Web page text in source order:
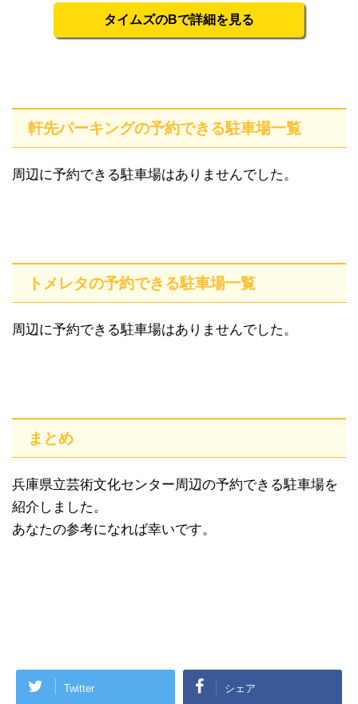
タイムズのBで詳細を見る
軒先パーキングの予約できる駐車場一覧
周辺に予約できる駐車場はありませんでした。
トメレタの予約できる駐車場一覧
周辺に予約できる駐車場はありませんでした。
まとめ
兵庫県立芸術文化センター周辺の予約できる駐車場を
紹介しました。
あなたの参考になれば幸いです。
Twitter シェア